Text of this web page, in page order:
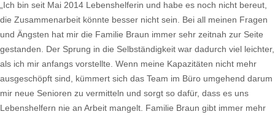
„Ich bin seit Mai 2014 Lebenshelferin und habe es noch nicht bereut,
die Zusammenarbeit könnte besser nicht sein. Bei all meinen Fragen
und Ängsten hat mir die Familie Braun immer sehr zeitnah zur Seite
gestanden. Der Sprung in die Selbständigkeit war dadurch viel leichter,
als ich mir anfangs vorstellte. Wenn meine Kapazitäten nicht mehr
ausgeschöpft sind, kümmert sich das Team im Büro umgehend darum
mir neue Senioren zu vermitteln und sorgt so dafür, dass es uns
Lebenshelfern nie an Arbeit mangelt. Familie Braun gibt immer mehr